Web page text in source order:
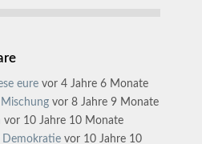
eure vor 4 Jahre 6 Monate
vor 8 Jahre 9 Monate
vor 10 Jahre 10 Monate
Demokratie vor 10 Jahre 10